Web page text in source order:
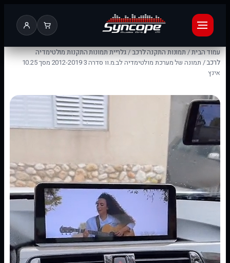
עמוד הבית/תמונות התקנה לרכב/גלריית תמונות התקנות מולטימדיה
לרכב
/ תמונה של מערכת מולטימדיה לב.מ.וו סדרה 3 2012-2019 מסך 10.25
אינץ